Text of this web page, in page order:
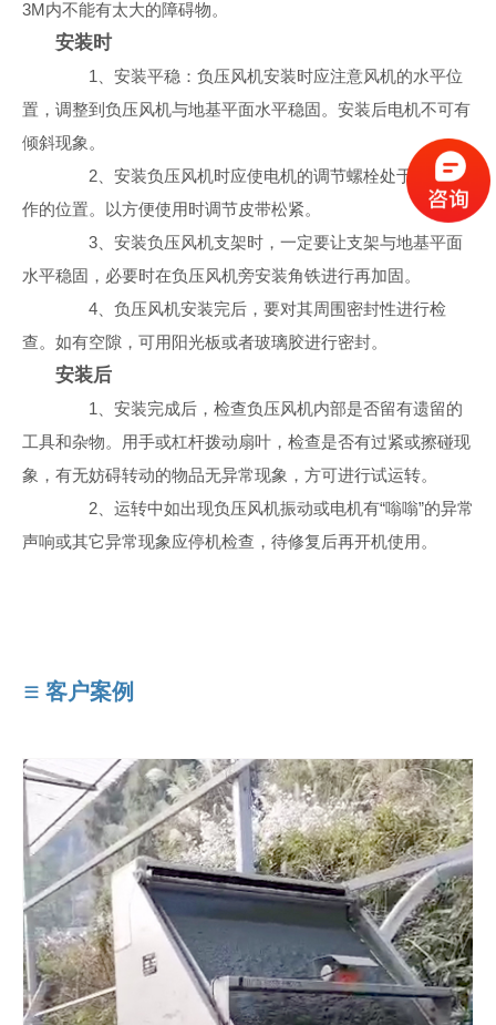
3M内不能有太大的障碍物。
安装时
1、安装平稳：负压风机安装时应注意风机的水平位
置，调整到负压风机与地基平面水平稳固。安装后电机不可有
倾斜现象。
2、安装负压风机时应使电机的调节螺栓处于方便操
作的位置。以方便使用时调节皮带松紧。
3、安装负压风机支架时，一定要让支架与地基平面
水平稳固，必要时在负压风机旁安装角铁进行再加固。
4、负压风机安装完后，要对其周围密封性进行检
查。如有空隙，可用阳光板或者玻璃胶进行密封。
安装后
1、安装完成后，检查负压风机内部是否留有遗留的
工具和杂物。用手或杠杆拨动扇叶，检查是否有过紧或擦碰现
象，有无妨碍转动的物品无异常现象，方可进行试运转。
2、运转中如出现负压风机振动或电机有“嗡嗡”的异常
声响或其它异常现象应停机检查，待修复后再开机使用。
客户案例